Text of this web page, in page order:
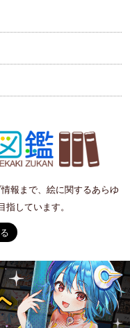
報まで、絵に関するあらゆ
しています。